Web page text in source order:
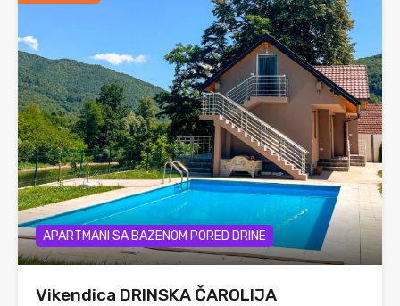
APARTMANI SA BAZENOM PORED DRINE
Vikendica DRINSKA ČAROLIJA